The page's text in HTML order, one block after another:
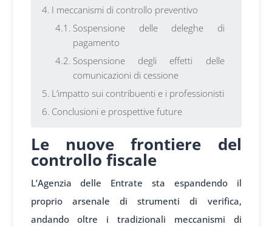
I meccanismi di controllo preventivo
Sospensione delle deleghe di
pagamento
Sospensione degli effetti delle
comunicazioni di cessione
L’impatto sui contribuenti e i professionisti
Conclusioni e prospettive future
Le nuove frontiere del
controllo fiscale
L’Agenzia delle Entrate sta espandendo il
proprio arsenale di strumenti di verifica,
andando oltre i tradizionali meccanismi di